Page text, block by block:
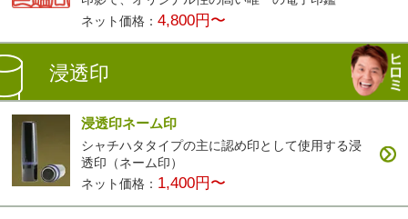
ネット価格：4,800円〜
浸透印
浸透印ネーム印
シャチハタタイプの主に認め印として使用する浸
透印（ネーム印）
ネット価格： 1,400円〜